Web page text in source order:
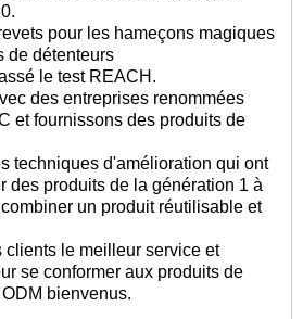
pour les hameçons magiques
de détenteurs
le test REACH.
des entreprises renommées
et fournissons des produits de
techniques d'amélioration qui ont
des produits de la génération 1 à
un produit réutilisable et
clients le meilleur service et
se conformer aux produits de
bienvenus.